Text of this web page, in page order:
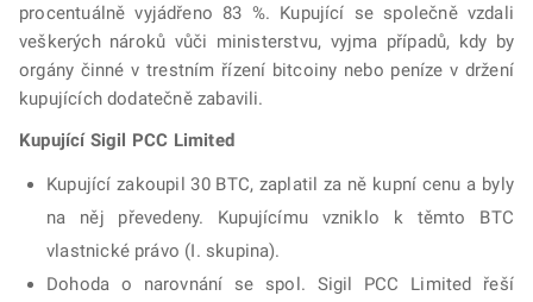
procentuálně vyjádřeno 83 %. Kupující se společně vzdali
veškerých nároků vůči ministerstvu, vyjma případů, kdy by
orgány činné v trestním řízení bitcoiny nebo peníze v držení
kupujících dodatečně zabavili.
Kupující Sigil PCC Limited
Kupující zakoupil 30 BTC, zaplatil za ně kupní cenu a byly
na něj převedeny. Kupujícímu vzniklo k těmto BTC
vlastnické právo (I. skupina).
Dohoda o narovnání se spol. Sigil PCC Limited řeší